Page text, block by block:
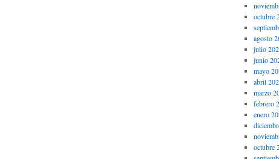
octubre
agosto
julio
junio
mayo
abril
marzo
febrero
enero
octubre